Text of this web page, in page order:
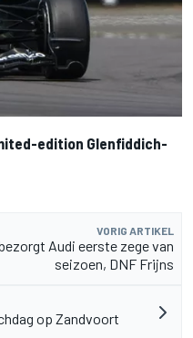
edition Glenfiddich-
VORIG ARTIKEL
Audi eerste zege van
seizoen, DNF Frijns
op Zandvoort